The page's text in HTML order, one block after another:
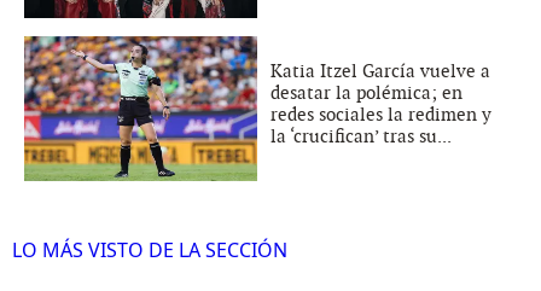
Katia Itzel García vuelve a
desatar la polémica; en
redes sociales la redimen y
la ‘crucifican’ tras su...
LO MÁS VISTO DE LA SECCIÓN